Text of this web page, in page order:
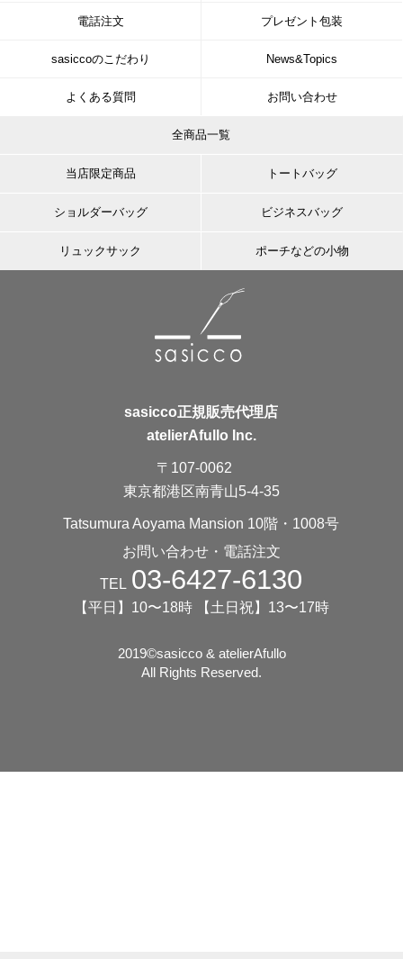
電話注文 プレゼント包装
sasiccoのこだわり News&Topics
よくある質問 お問い合わせ
全商品一覧
当店限定商品 トートバッグ
ショルダーバッグ ビジネスバッグ
リュックサック ポーチなどの小物
sasicco正規販売代理店
atelierAfullo Inc.
〒107-0062
東京都港区南青山5-4-35
Tatsumura Aoyama Mansion 10階・1008号
お問い合わせ・電話注文
TEL 03-6427-6130
【平日】10〜18時 【土日祝】13〜17時
2019©️sasicco & atelierAfullo
All Rights Reserved.